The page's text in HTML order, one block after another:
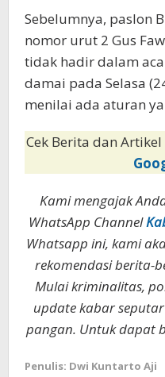
Sebelumnya, paslon
nomor urut 2 Gus
tidak hadir dalam
damai pada Selasa
menilai ada aturan
Cek Berita dan Artikel
Kami mengajak
WhatsApp Channel
Whatsapp ini, kami
rekomendasi berita-
Mulai kriminalitas,
update kabar
pangan. Untuk dapat
Penulis: Dwi Kuntarto Aji